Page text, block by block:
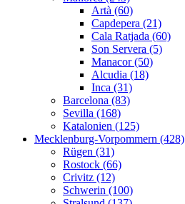
Artà (60)
Capdepera (21)
Cala Ratjada (60)
Son Servera (5)
Manacor (50)
Alcudia (18)
Inca (31)
Barcelona (83)
Sevilla (168)
Katalonien (125)
Mecklenburg-Vorpommern (428)
Rügen (31)
Rostock (66)
Crivitz (12)
Schwerin (100)